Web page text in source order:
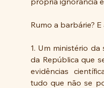
Rumo a barbárie? E
1. Um ministério
da República que
evidências
tudo que não se